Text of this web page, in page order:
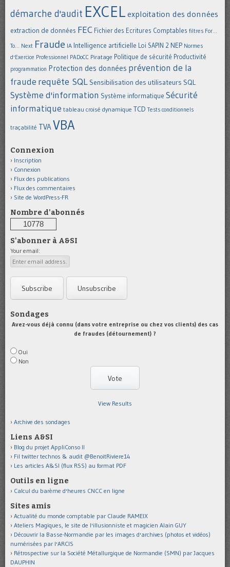
démarche d'audit EXCEL exploitation des données
extraction de données FEC Fichier des Ecritures Comptables filtres For...
To... Next Fraude IA Intelligence artificielle Loi SAPIN 2 NEP Normes
d'Exercice Professionnel PADoCC Piratage Politique de sécurité Productivité
programmation Protection des données prévention de la
fraude requête SQL Sensibilisation des utilisateurs SQL
Système d'information Système informatique Sécurité
informatique tableau croisé dynamique TCD Tests conditionnels
traçabilité TVA VBA
Connexion
Inscription
Connexion
Flux des publications
Flux des commentaires
Site de WordPress-FR
Nombre d'abonnés
10778
S'abonner à A&SI
Your email:
Sondages
Avez-vous déjà connu (dans votre entreprise ou chez vos clients) des cas
de fraudes (détournement) ?
Oui
Non
View Results
Archive des sondages
Liens A&SI
Blog du projet AppliConso II
Fil twitter technos & audit @BenoitRiviere14
Les articles A&SI (flux RSS) au format PDF
Outils en ligne
Calcul du barème d'heures CNCC en ligne
Sites amis
Actualité du monde comptable par Claude RAMEIX
Ateliers Magiques, le site de l'illusionniste et magicien Alain GUY
Découvrir la Basse-Normandie par les images d'archives (photos et vidéos)
numérisées par l'ARCIS
Rétrospective sur la Société Métallurgique de Normandie (SMN) par Jacques
DAUPHIN